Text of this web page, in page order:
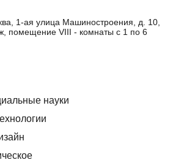
1-ая улица Машиностроения, д. 10,
помещение VIII - комнаты с 1 по 6
науки